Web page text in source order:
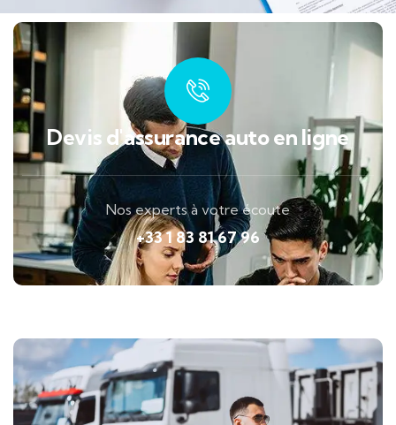
Devis d'assurance auto en ligne
Nos experts à votre écoute
+33 1 83 81 67 96